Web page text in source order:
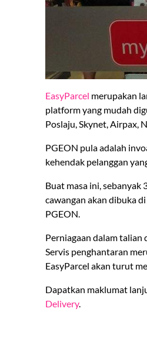
EasyParcel merupakan
platform yang mudah
Poslaju, Skynet, Airpax,
PGEON pula adalah
kehendak pelanggan
Buat masa ini, sebanyak
cawangan akan dibuka
PGEON.
Perniagaan dalam talian
Servis penghantaran
EasyParcel akan turut
Dapatkan maklumat
Delivery.